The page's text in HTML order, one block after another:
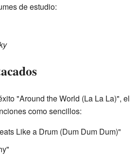
de estudio:
"Around the World (La La La)", el
como sencillos:
Like a Drum (Dum Dum Dum)"